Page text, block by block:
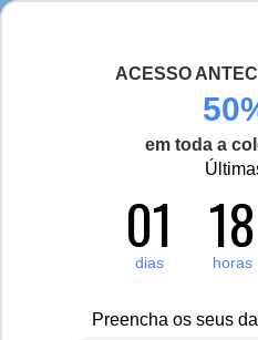
ACESSO
em toda a
01
dias 18
horas
Preencha os seus
Avaliações
Gorro térmico de fleece